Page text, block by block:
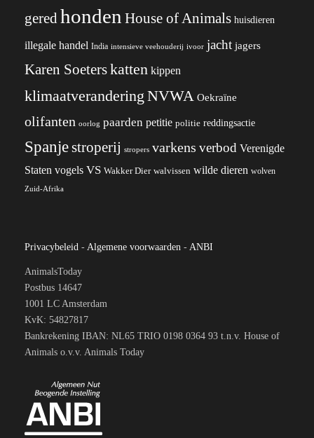
geredhonden House of Animals huisdieren
illegale handel India intensieve veehouderij ivoor jacht jagers
Karen Soeterskatten kippen
klimaatverandering NVWA Oekraïne
olifanten oorlog paarden petitie politie reddingsactie
Spanjestroperij stropers varkens verbod Verenigde
Staten vogels VS Wakker Dier walvissen wilde dieren wolven
Zuid-Afrika
Privacybeleid - Algemene voorwaarden - ANBI
AnimalsToday
Postbus 14647
1001 LC Amsterdam
KvK: 54827817
Bankrekening IBAN: NL65 TRIO 0198 0364 93 t.n.v. House of
Animals o.v.v. Animals Today